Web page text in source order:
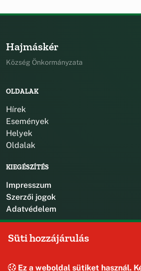
Hajmáskér
Község Önkormányzata
OLDALAK
Hírek
Események
Helyek
Oldalak
KIEGÉSZÍTÉS
Impresszum
Szerzői jogok
Adatvédelem
Süti hozzájárulás
Ez a weboldal sütiket használ.